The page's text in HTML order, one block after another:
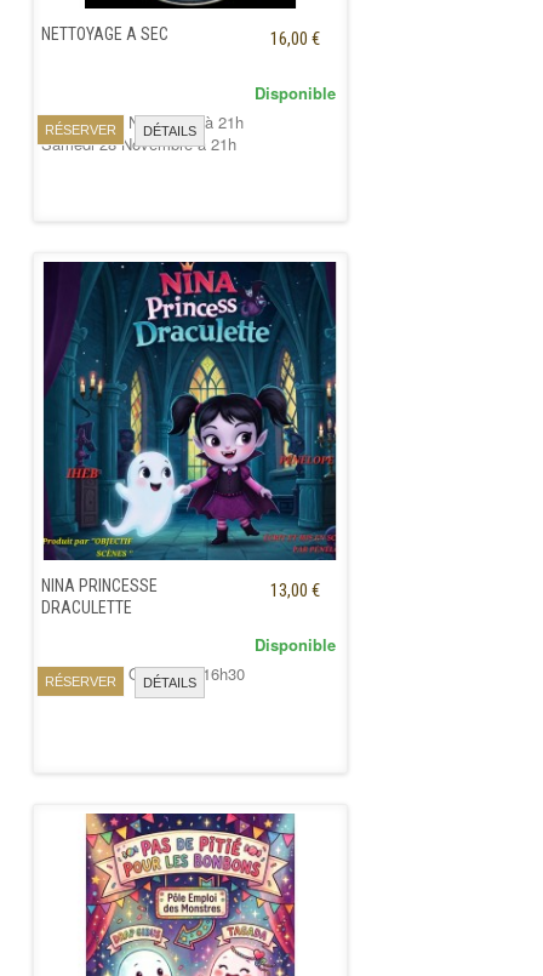
NETTOYAGE A SEC 16,00 €
RÉSERVER DÉTAILS
Disponible
Vendredi 27 Novembre à 21h
Samedi 28 Novembre à 21h
NINA PRINCESSE
DRACULETTE
13,00 €
RÉSERVER DÉTAILS
Disponible
Vendredi 30 Octobre à 16h30